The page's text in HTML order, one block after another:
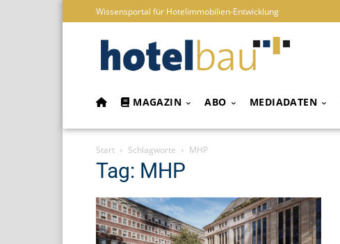
Wissensportal für Hotelimmobilien-Entwicklung
MAGAZIN ABO MEDIADATEN
Start Schlagworte MHP
Tag: MHP